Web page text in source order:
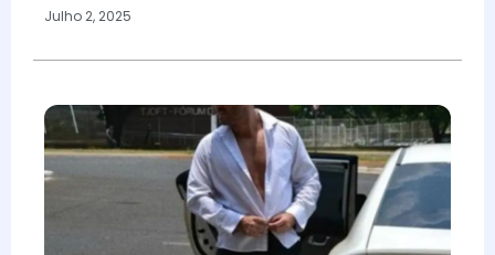
Julho 2, 2025